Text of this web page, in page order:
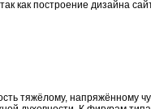
как построение дизайна
тяжёлому, напряжённому